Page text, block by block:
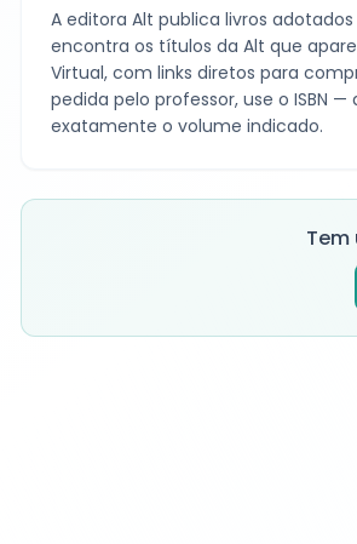
A editora Alt publica livros
encontra os títulos da Alt que
Virtual, com links diretos para
pedida pelo professor, use o ISBN
exatamente o volume indicado.